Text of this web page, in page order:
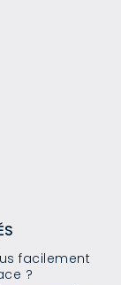
facilement
?